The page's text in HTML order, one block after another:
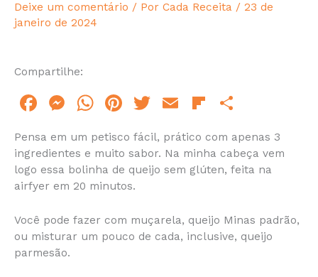
Deixe um comentário / Por Cada Receita / 23 de
janeiro de 2024
Compartilhe:
F
c
e
b
o
o
k
M
s
s
e
n
g
er
W
h
at
s
A
p
p
Pi
n
te
re
st
T
w
itt
er
E
m
ai
l
Fl
b
o
d
ar
e
Pensa em um petisco fácil, prático com apenas 3
ingredientes e muito sabor. Na minha cabeça vem
logo essa bolinha de queijo sem glúten, feita na
airfyer em 20 minutos.
Você pode fazer com muçarela, queijo Minas padrão,
ou misturar um pouco de cada, inclusive, queijo
parmesão.